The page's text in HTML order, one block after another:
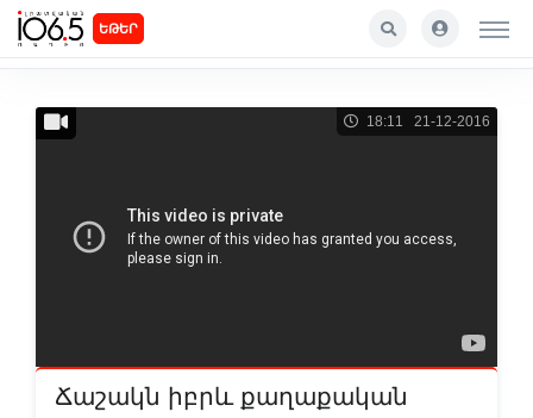
ԵԹԵՐ
18:11 21-12-2016
Ճաշակն իբրև քաղաքական